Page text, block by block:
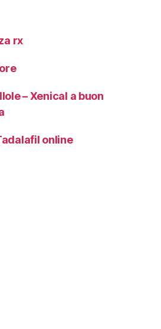
rx
– Xenical a buon
online